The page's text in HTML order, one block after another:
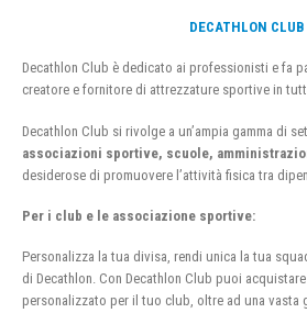
DECATHLON CLUB
Decathlon Club è dedicato ai professionisti e fa
creatore e fornitore di attrezzature sportive in
Decathlon Club si rivolge a un’ampia gamma di
associazioni sportive, scuole,
desiderose di promuovere l’attività fisica tra
Per i club e le associazione sportive:
Personalizza la tua divisa, rendi unica la tua
di Decathlon. Con Decathlon Club puoi
personalizzato per il tuo club, oltre ad una vasta